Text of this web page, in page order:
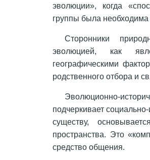
эволюции», когда
группы была
Сторонники
эволюцией, как
географическими
родственного отбора и
Эволюционно-
подчеркивает
существу,
пространства. Это
средство общения.